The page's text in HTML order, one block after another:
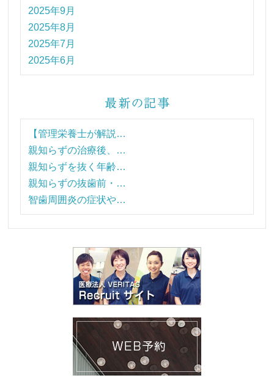
2025年9月
2025年8月
2025年7月
2025年6月
【管理栄養士が解説…
親知らずの治療後、…
親知らずを抜く年齢…
親知らずの抜歯前・…
智歯周囲炎の症状や…